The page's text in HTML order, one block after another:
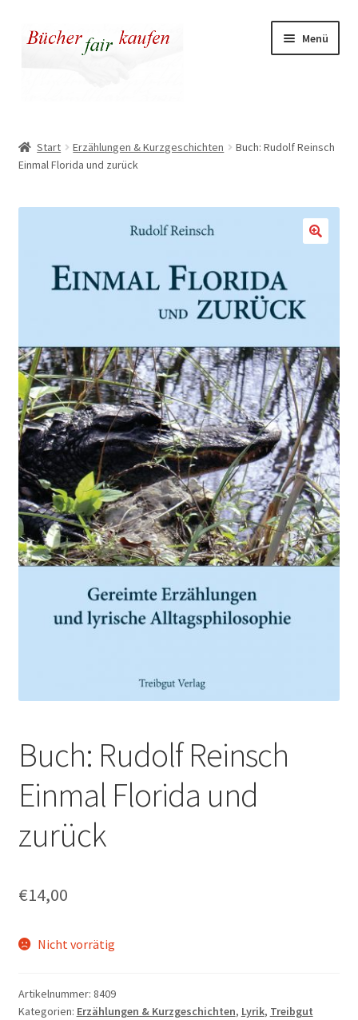
Zur
Navigation
Zum
Inhalt
Menü
Kasse
Warenkorb
Start Erzählungen & Kurzgeschichten
Buch: Rudolf Reinsch
Einmal Florida und zurück
Buch: Rudolf Reinsch
Einmal Florida und
zurück
€14,00
Nicht vorrätig
Artikelnummer: 8409
Kategorien: Erzählungen & Kurzgeschichten, Lyrik, Treibgut